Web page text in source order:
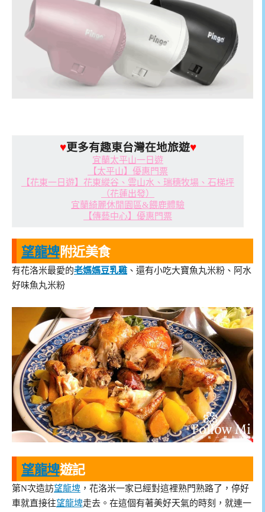
♥更多有趣東台灣在地旅遊♥
宜蘭太平山一日遊
【太平山】優惠門票
【花東一日遊】花東縱谷、雲山水、瑞穗牧場、石梯坪
（花蓮出發）
宜蘭綺麗休閒園區&餵鹿體驗
【傳藝中心】優惠門票
望龍埤附近美食
有花洛米最愛的老媽媽豆乳雞 、還有小吃大寶魚丸米粉、阿水
好味魚丸米粉
望龍埤遊記
第N次造訪望龍埤 ，花洛米一家已經對這裡熟門熟路了，停好
車就直接往望龍埤走去。在這個有著美好天氣的時刻，就連一